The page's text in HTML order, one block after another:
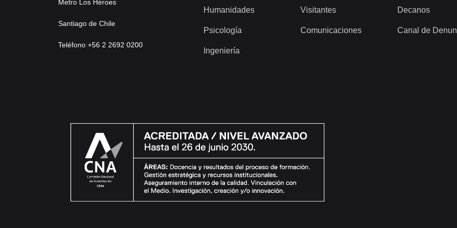
Metro Los Héroes
Santiago de Chile
Teléfono +56 2 2692 0200
Humanidades
Psicología
Ingeniería
Visitantes
Comunicaciones
Decanos
Canal de